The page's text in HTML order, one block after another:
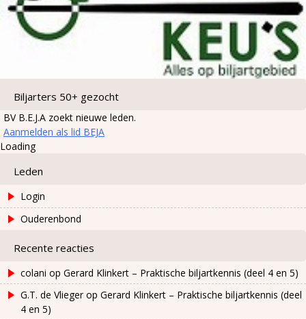
Biljarters 50+ gezocht
BV B.E.J.A zoekt nieuwe leden.
Aanmelden als lid BEJA
Loading
Leden
Login
Ouderenbond
Recente reacties
colani op Gerard Klinkert – Praktische biljartkennis (deel 4 en 5)
G.T. de Vliegerop Gerard Klinkert – Praktische biljartkennis (deel
4 en 5)